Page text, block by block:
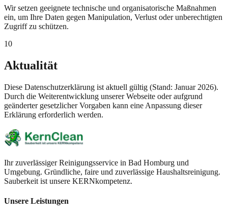
Wir setzen geeignete technische und organisatorische Maßnahmen
ein, um Ihre Daten gegen Manipulation, Verlust oder unberechtigten
Zugriff zu schützen.
10
Aktualität
Diese Datenschutzerklärung ist aktuell gültig (Stand: Januar 2026).
Durch die Weiterentwicklung unserer Webseite oder aufgrund
geänderter gesetzlicher Vorgaben kann eine Anpassung dieser
Erklärung erforderlich werden.
Ihr zuverlässiger Reinigungsservice in Bad Homburg und
Umgebung. Gründliche, faire und zuverlässige Haushaltsreinigung.
Sauberkeit ist unsere KERNkompetenz.
Unsere Leistungen